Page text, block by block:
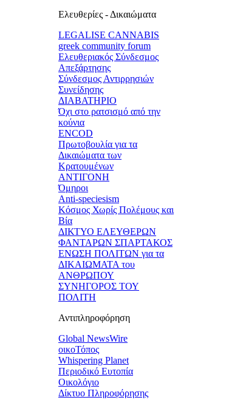
Ελευθερίες - Δικαιώματα
LEGALISE CANNABIS
greek community forum
Ελευθεριακός Σύνδεσμος
Απεξάρτησης
Σύνδεσμος Αντιρρησιών
Συνείδησης
ΔΙΑΒΑΤΗΡΙΟ
Όχι στο ρατσισμό από την
κούνια
ENCOD
Πρωτοβουλία για τα
Δικαιώματα των
Κρατουμένων
ΑΝΤΙΓΟΝΗ
Όμηροι
Anti-speciesism
Κόσμος Χωρίς Πολέμους και
Βία
ΔΙΚΤΥΟ ΕΛΕΥΘΕΡΩΝ
ΦΑΝΤΑΡΩΝ ΣΠΑΡΤΑΚΟΣ
ΕΝΩΣΗ ΠΟΛΙΤΩΝ για τα
ΔΙΚΑΙΩΜΑΤΑ του
ΑΝΘΡΩΠΟΥ
ΣΥΝΗΓΟΡΟΣ ΤΟΥ
ΠΟΛΙΤΗ
Αντιπληροφόρηση
Global NewsWire
οικοΤόπος
Whispering Planet
Περιοδικό Ευτοπία
Οικολόγιο
Δίκτυο Πληροφόρησης